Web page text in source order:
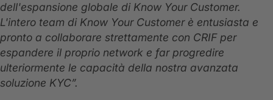
dell'espansione globale di Know Your Customer.
L'intero team di Know Your Customer è entusiasta e
pronto a collaborare strettamente con CRIF per
espandere il proprio network e far progredire
ulteriormente le capacità della nostra avanzata
soluzione KYC”.